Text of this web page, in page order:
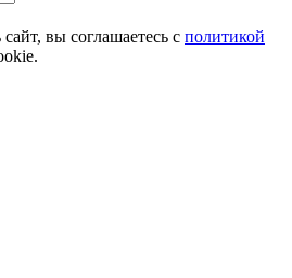
вы соглашаетесь с политикой